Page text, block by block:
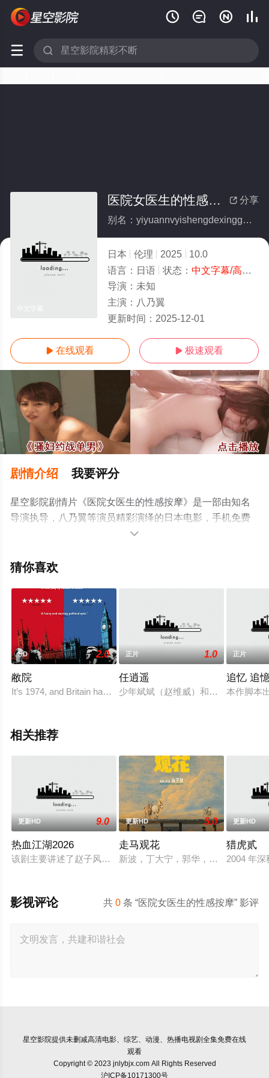
   
 
 分享
医院女医生的性感按摩
别名：yiyuannvyishengdexinggananmo
日本 伦理 2025
10.0
语言： 日语 状态： 中文字幕/高清
导演： 未知
主演： 八乃翼
更新时间： 2025-12-01
 在线观看  极速观看
剧情介绍 我要评分
星空影院剧情片《医院女医生的性感按摩》是一部由知名
导演执导，八乃翼等演员精彩演绎的日本电影，手机免费
观看高清无删减完整版电影大全就上星空影视，更多剧情

猜你喜欢
HD 2.0
敝院
It’s 1974, and Britain has a hung Parliament. The corridors of
正片 1.0
任逍遥
少年斌斌（赵维威）和小季是山西大
正片
追忆 追
本作脚本
相关推荐
更新HD 9.0
热血江湖2026
该剧主要讲述了赵子风从小和爷爷在乡下习武，长大后从乡野
更新HD 5.0
走马观花
新波，丁大宁，郭华，程一木他们毕
更新HD
猎虎贰
2004 年
共0 条 “医院女医生的性感按摩” 影评
影视评论
星空影院提供未删减高清电影、综艺、动漫、热播电视剧全集免费在线
观看
Copyright © 2023 jnlybjx.com All Rights Reserved
沪ICP备10171300号